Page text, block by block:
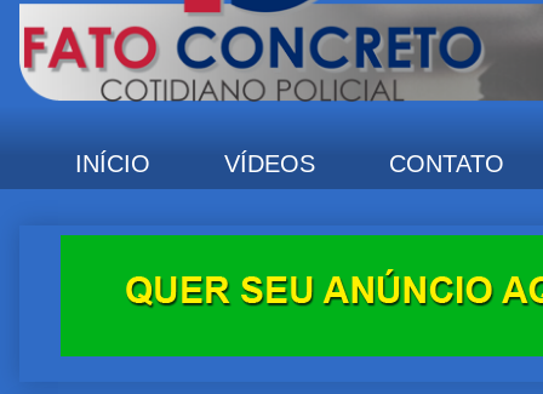
INÍCIO VÍDEOS CONTATO